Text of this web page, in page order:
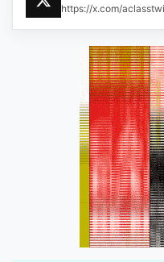
https://x.com/